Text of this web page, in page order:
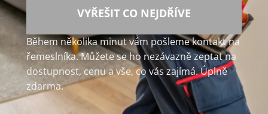
VYŘEŠIT CO NEJDŘÍVE
Během několika minut vám pošleme kontakt na
řemeslníka. Můžete se ho nezávazně zeptat na
dostupnost, cenu a vše, co vás zajímá. Úplně
zdarma.